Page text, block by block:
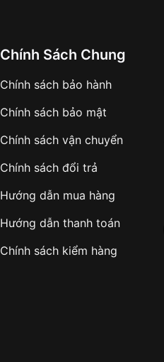
Chính Sách Chung
Chính sách bảo hành
Chính sách bảo mật
Chính sách vận chuyển
Chính sách đổi trả
Hướng dẫn mua hàng
Hướng dẫn thanh toán
Chính sách kiểm hàng